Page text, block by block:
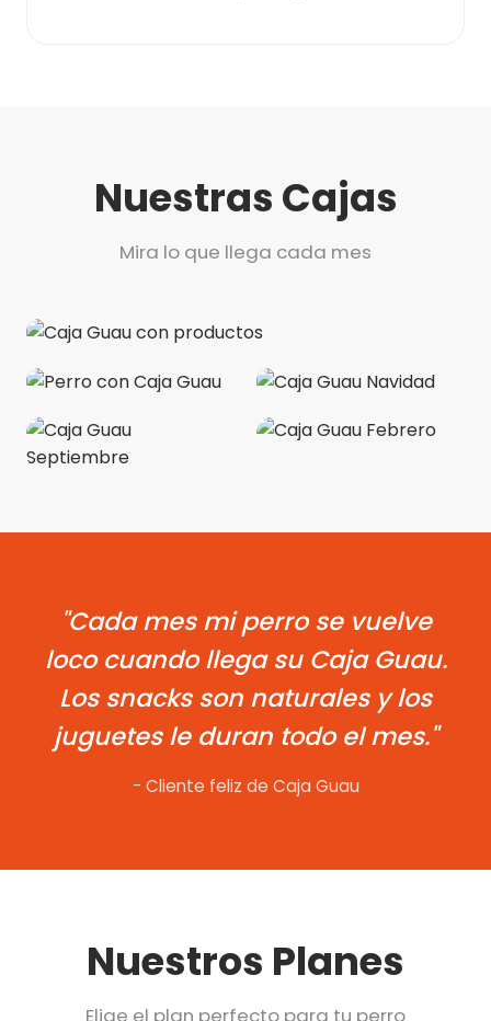
Nuestras Cajas
Mira lo que llega cada mes
"Cada mes mi perro se vuelve
loco cuando llega su Caja Guau.
Los snacks son naturales y los
juguetes le duran todo el mes."
- Cliente feliz de Caja Guau
Nuestros Planes
Elige el plan perfecto para tu perro